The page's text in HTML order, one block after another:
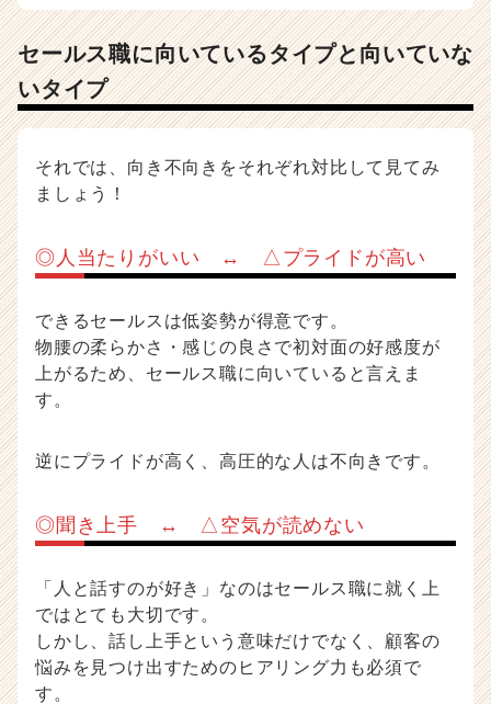
セールス職に向いているタイプと向いていな
いタイプ
それでは、向き不向きをそれぞれ対比して見てみ
ましょう！
◎人当たりがいい ↔ △プライドが高い
できるセールスは低姿勢が得意です。
物腰の柔らかさ・感じの良さで初対面の好感度が
上がるため、セールス職に向いていると言えま
す。
逆にプライドが高く、高圧的な人は不向きです。
◎聞き上手 ↔ △空気が読めない
「人と話すのが好き」なのはセールス職に就く上
ではとても大切です。
しかし、話し上手という意味だけでなく、顧客の
悩みを見つけ出すためのヒアリング力も必須で
す。